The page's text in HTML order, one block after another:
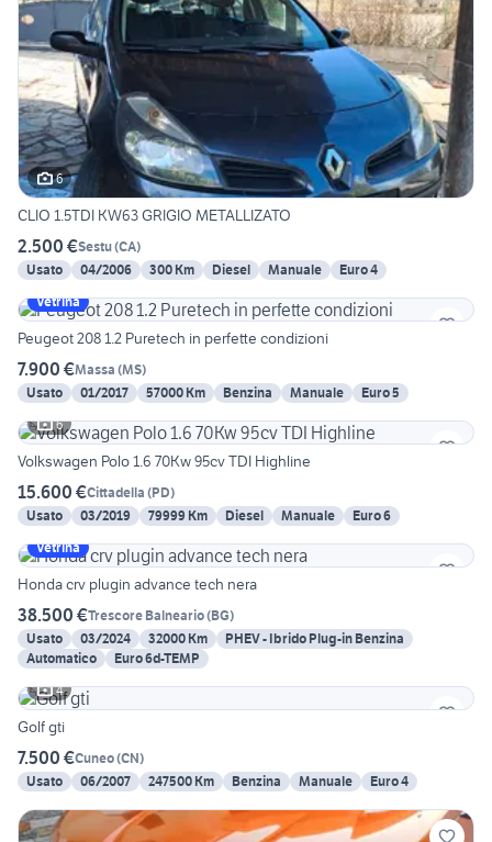
6
CLIO 1.5TDI KW63 GRIGIO METALLIZATO
2.500 €Sestu(CA)
Usato
04/2006 300 Km Diesel Manuale
Euro 4
Vetrina
Peugeot 208 1.2 Puretech in perfette condizioni
7.900 €Massa (MS)
Usato
01/2017 57000 Km Benzina Manuale
Euro 5
6
Volkswagen Polo 1.6 70Kw 95cv TDI Highline
15.600 €Cittadella (PD)
Usato
03/2019 79999 Km Diesel Manuale
Euro 6
Vetrina
Honda crv plugin advance tech nera
38.500 €Trescore Balneario(BG)
Usato
03/2024 32000 Km
PHEV - Ibrido Plug-in Benzina
Automatico
Euro 6d-TEMP
4
Golf gti
7.500 €Cuneo(CN)
Usato
06/2007 247500 Km Benzina Manuale Euro 4